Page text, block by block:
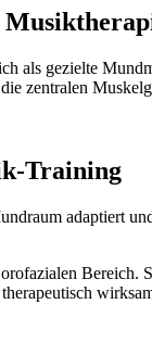
als gezielte
zentralen
Training
adaptiert